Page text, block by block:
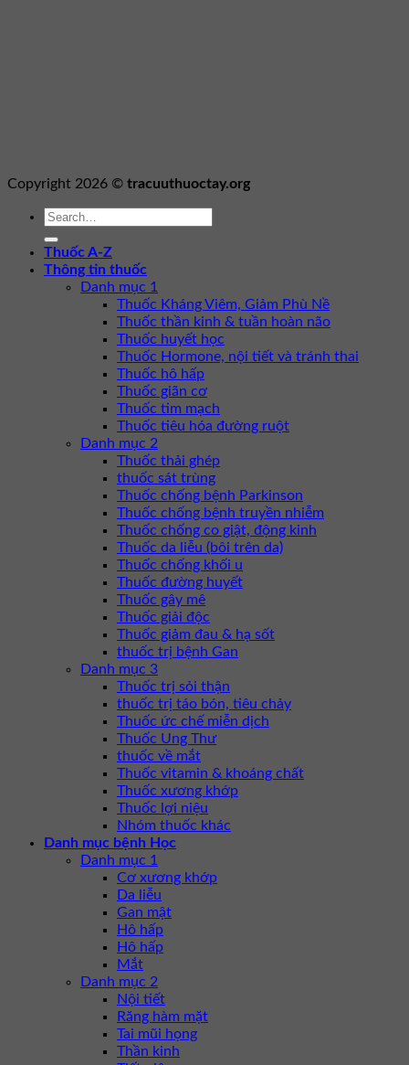
Copyright 2026 © tracuuthuoctay.org
Thuốc A-Z
Thông tin thuốc
Danh mục 1
Thuốc Kháng Viêm, Giảm Phù Nề
Thuốc thần kinh & tuần hoàn não
Thuốc huyết học
Thuốc Hormone, nội tiết và tránh thai
Thuốc hô hấp
Thuốc giãn cơ
Thuốc tim mạch
Thuốc tiêu hóa đường ruột
Danh mục 2
Thuốc thải ghép
thuốc sát trùng
Thuốc chống bệnh Parkinson
Thuốc chống bệnh truyền nhiễm
Thuốc chống co giật, động kinh
Thuốc da liễu (bôi trên da)
Thuốc chống khối u
Thuốc đường huyết
Thuốc gây mê
Thuốc giải độc
Thuốc giảm đau & hạ sốt
thuốc trị bệnh Gan
Danh mục 3
Thuốc trị sỏi thận
thuốc trị táo bón, tiêu chảy
Thuốc ức chế miễn dịch
Thuốc Ung Thư
thuốc về mắt
Thuốc vitamin & khoáng chất
Thuốc xương khớp
Thuốc lợi niệu
Nhóm thuốc khác
Danh mục bệnh Học
Danh mục 1
Cơ xương khớp
Da liễu
Gan mật
Hô hấp
Hô hấp
Mắt
Danh mục 2
Nội tiết
Răng hàm mặt
Tai mũi họng
Thần kinh